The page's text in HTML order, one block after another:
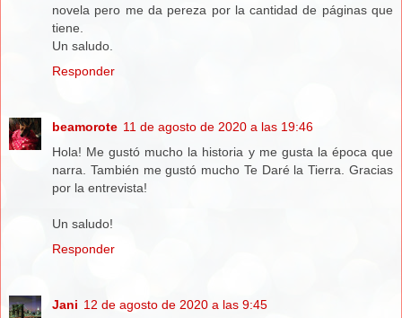
novela pero me da pereza por la cantidad de páginas que
tiene.
Un saludo.
Responder
beamorote 11 de agosto de 2020 a las 19:46
Hola! Me gustó mucho la historia y me gusta la época que
narra. También me gustó mucho Te Daré la Tierra. Gracias
por la entrevista!
Un saludo!
Responder
Jani 12 de agosto de 2020 a las 9:45